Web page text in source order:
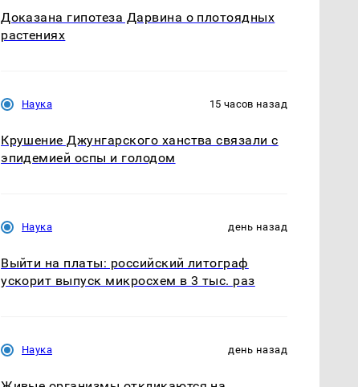
Доказана гипотеза Дарвина о плотоядных
растениях
Наука 15 часов назад
Крушение Джунгарского ханства связали с
эпидемией оспы и голодом
Наука день назад
Выйти на платы: российский литограф
ускорит выпуск микросхем в 3 тыс. раз
Наука день назад